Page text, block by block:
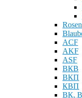
ACF
AKF
ASF
ВКВ
ВКП
КВП
ВК,